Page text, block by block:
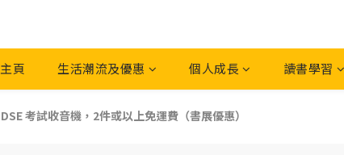
主頁 生活潮流及優惠 個人成長 讀書學習
DSE 考試收音機，2件或以上免運費（書展優惠）